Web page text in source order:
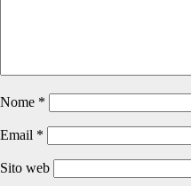
Nome *
Email *
Sito web